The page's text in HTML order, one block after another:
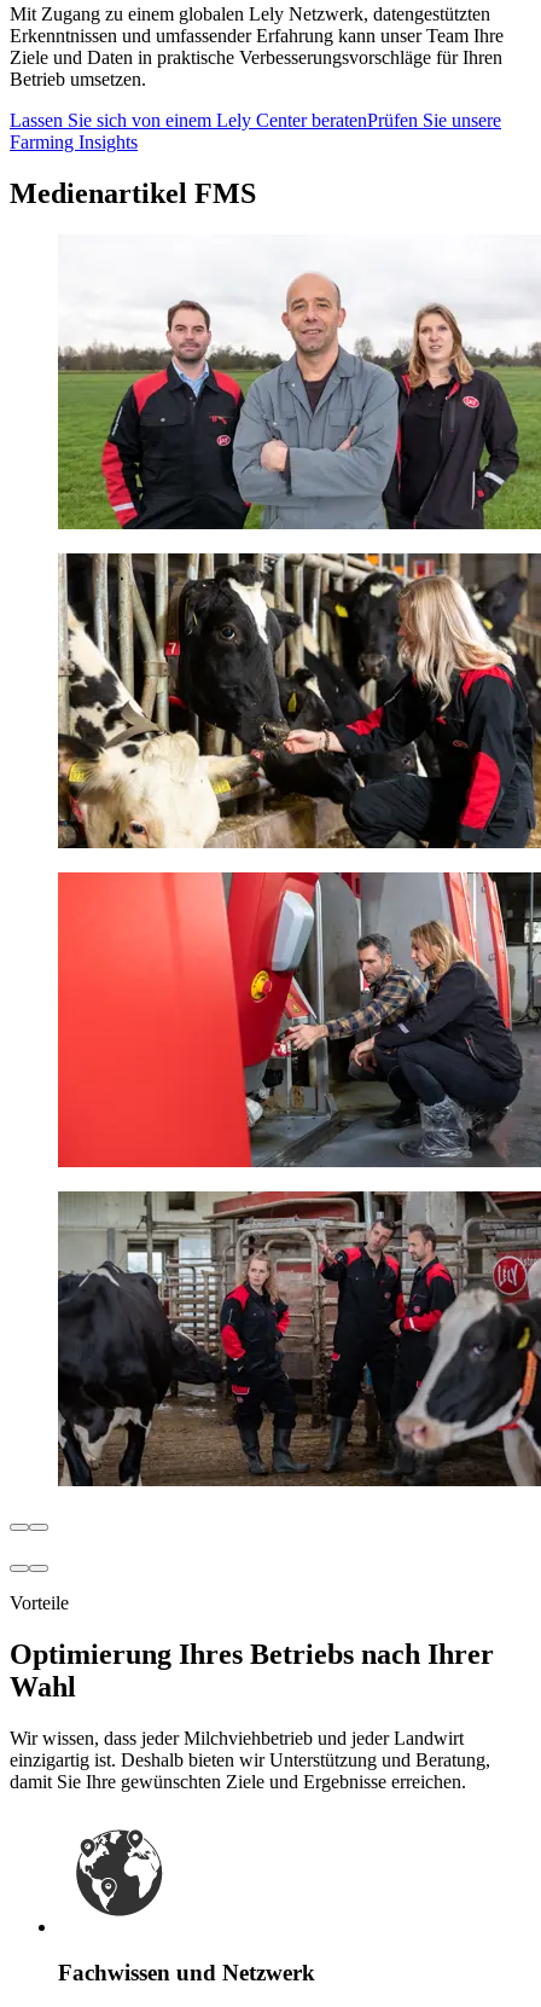
Mit Zugang zu einem globalen Lely Netzwerk, datengestützten
Erkenntnissen und umfassender Erfahrung kann unser Team Ihre
Ziele und Daten in praktische Verbesserungsvorschläge für Ihren
Betrieb umsetzen.
Lassen Sie sich von einem Lely Center beratenPrüfen Sie unsere
Farming Insights
Medienartikel FMS
Vorteile
Optimierung Ihres Betriebs nach Ihrer
Wahl
Wir wissen, dass jeder Milchviehbetrieb und jeder Landwirt
einzigartig ist. Deshalb bieten wir Unterstützung und Beratung,
damit Sie Ihre gewünschten Ziele und Ergebnisse erreichen.
Fachwissen und Netzwerk